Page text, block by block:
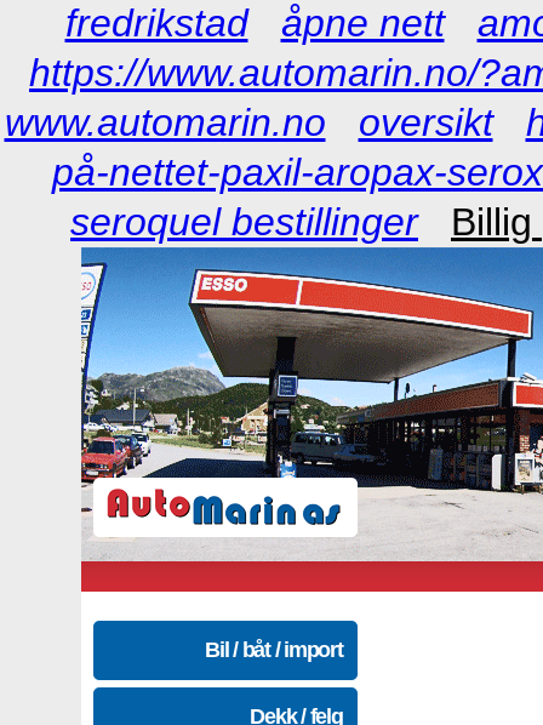
fredrikstad
åpne nett
https://www.automarin.no/
www.automarin.no
oversikt
på-nettet-paxil-aropax-
seroquel bestillinger
Bil / båt / import
Dekk / felg